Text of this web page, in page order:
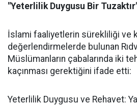
"Yeterlilik Duygusu Bir
İslami faaliyetlerin sürekliliği ve
değerlendirmelerde bulunan
Müslümanların çabalarında iki
kaçınması gerektiğini ifade etti:
Yeterlilik Duygusu ve Rehavet: